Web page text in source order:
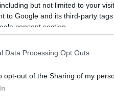
but not limited to your
to Google and its third-party
consent section.
Data Processing Opt Outs
opt-out of the Sharing of my
Υποβολή σχολίου
από reCAPTCHA, ισχύουν